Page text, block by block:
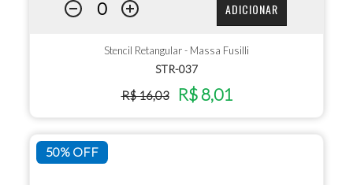
ADICIONAR
Stencil Retangular - Massa Fusilli
STR-037
R$ 16,03 R$ 8,01
50% OFF